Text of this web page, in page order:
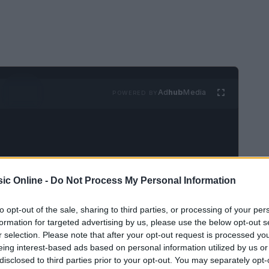
Online - Do Not Process My Personal Information
opt-out of the sale, sharing to third parties, or processing of your
for targeted advertising by us, please use the below opt-out
selection. Please note that after your opt-out request is processed
interest-based ads based on personal information utilized by us
to third parties prior to your opt-out. You may separately
AdhubMedia
mitico Ozzy Osbourne hanno dato vita al loro
‘Back to the Beginning’, nella loro città natale
a quello che è successo! È stato uno
e performance mozzafiato che hanno